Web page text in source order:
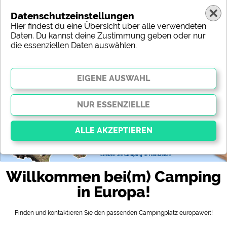
Willkommen bei(m) Camping
in Europa!
Finden und kontaktieren Sie den passenden Campingplatz europaweit!
Europa Region Typ Lage
Charakteristik Sterne
Sanitäre Ausstattung
Freizeitmöglichkeiten Karte
Datenschutzeinstellungen
Hier findest du eine Übersicht über alle verwendeten
Daten. Du kannst deine Zustimmung geben oder nur
die essenziellen Daten auswählen.
Essenziell
Essenzielle Cookies ermöglichen grundlegende
Funktionen und sind für die einwandfreie Funktion
der Website dringend erforderlich. Ohne diese
funktionieren.